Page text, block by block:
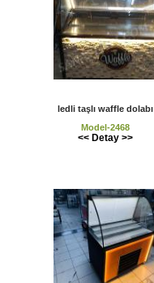
ledli taşlı waffle dolabı
Model-2468
<< Detay >>